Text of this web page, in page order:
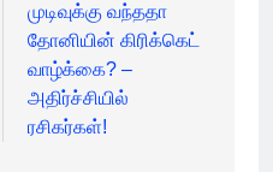
முடிவுக்கு வந்ததா
தோனியின் கிரிக்கெட்
வாழ்க்கை? –
அதிர்ச்சியில்
ரசிகர்கள்!